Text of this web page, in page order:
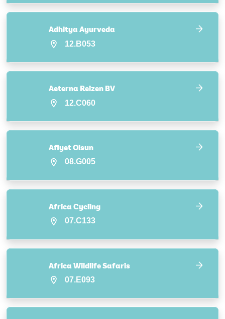
Adhitya Ayurveda
12.B053
Aeterna Reizen BV
12.C060
Afiyet Olsun
08.G005
Africa Cycling
07.C133
Africa Wildlife Safaris
07.E093